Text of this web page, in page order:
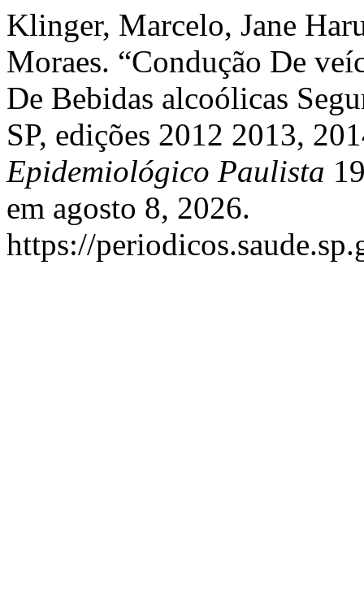
Klinger, Marcelo, Jane
Moraes. “Condução De
De Bebidas alcoólicas
SP, edições 2012 2013,
Epidemiológico Paulista
em agosto 8, 2026.
https://